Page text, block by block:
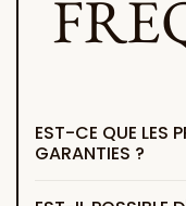
EST-CE QUE LES
GARANTIES ?